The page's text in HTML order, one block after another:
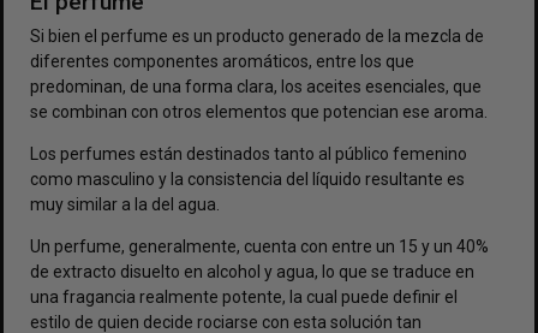
Si bien el perfume es un producto generado de la mezcla de
diferentes componentes aromáticos, entre los que
predominan, de una forma clara, los aceites esenciales, que
se combinan con otros elementos que potencian ese aroma.
Los perfumes están destinados tanto al público femenino
como masculino y la consistencia del líquido resultante es
muy similar a la del agua.
Un perfume, generalmente, cuenta con entre un 15 y un 40%
de extracto disuelto en alcohol y agua, lo que se traduce en
una fragancia realmente potente, la cual puede definir el
estilo de quien decide rociarse con esta solución tan